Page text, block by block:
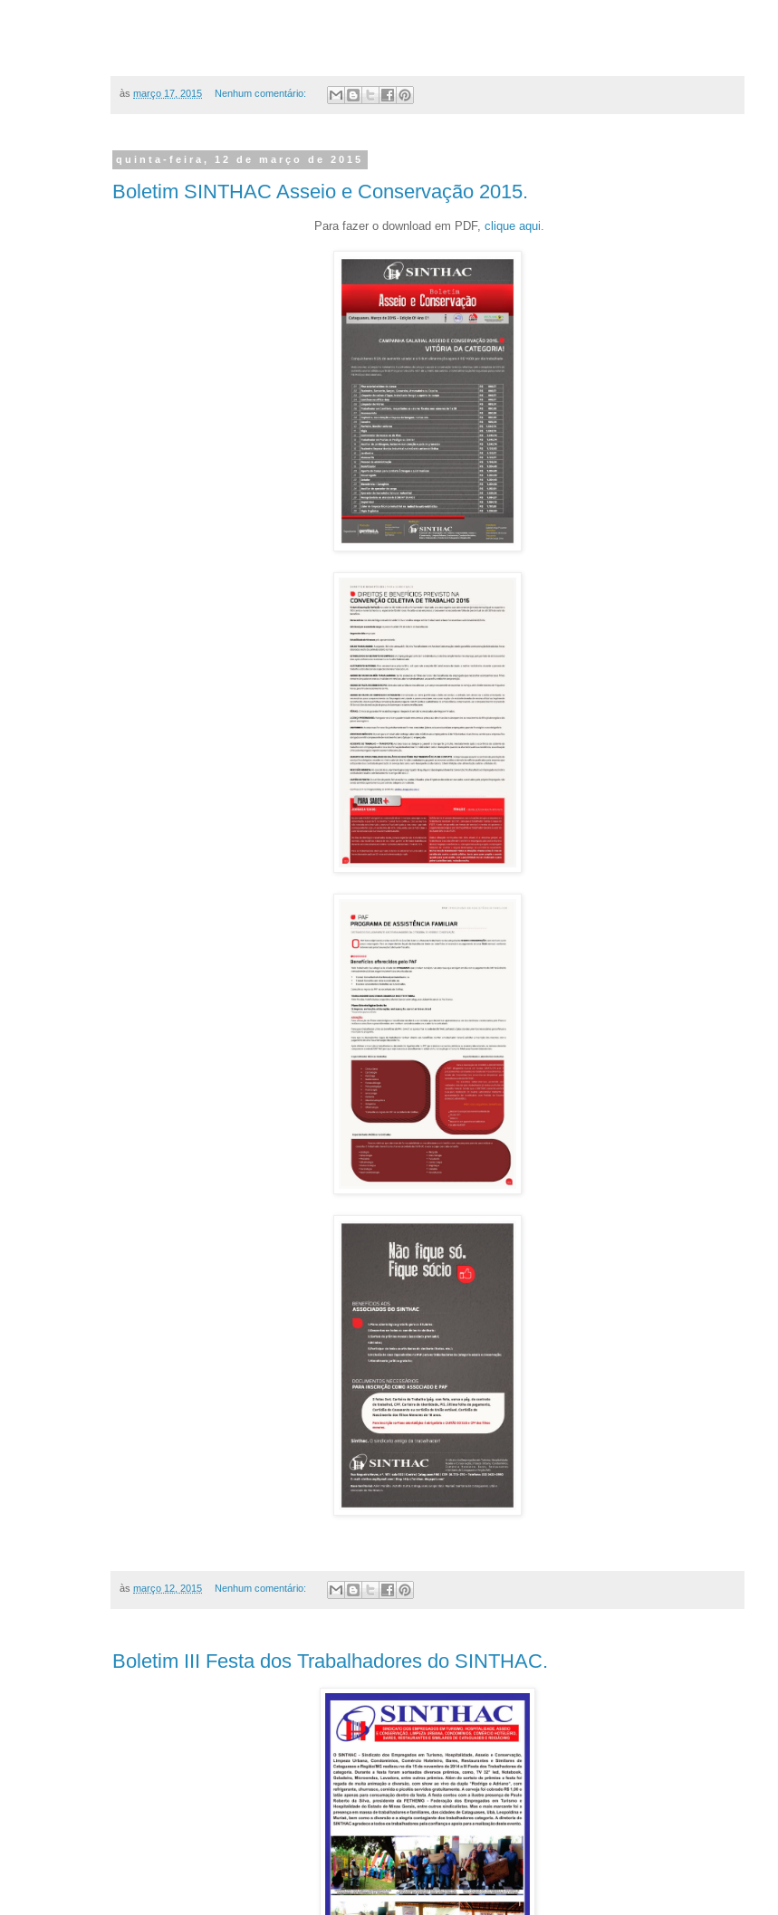
às março 17, 2015 Nenhum comentário:
quinta-feira, 12 de março de 2015
Boletim SINTHAC Asseio e Conservação 2015.
Para fazer o download em PDF, clique aqui.
às março 12, 2015 Nenhum comentário:
Boletim III Festa dos Trabalhadores do SINTHAC.